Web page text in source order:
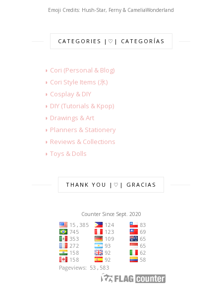
Emoji Credits: Hush-Star, Ferny & CameliaWonderland
CATEGORIES |♡| CATEGORÍAS
◗ Cori (Personal & Blog)
◗ Cori Style Items (氷)
◗ Cosplay & DIY
◗ DIY (Tutorials & Kpop)
◗ Drawings & Art
◗ Planners & Stationery
◗ Reviews & Collections
◗ Toys & Dolls
THANK YOU |♡| GRACIAS
Counter Since Sept. 2020